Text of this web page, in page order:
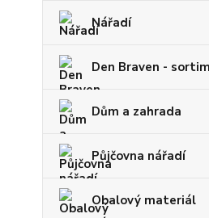
Nářadí
Den Braven -
Dům a zahrada
Půjčovna nářadí
Obalový materiál